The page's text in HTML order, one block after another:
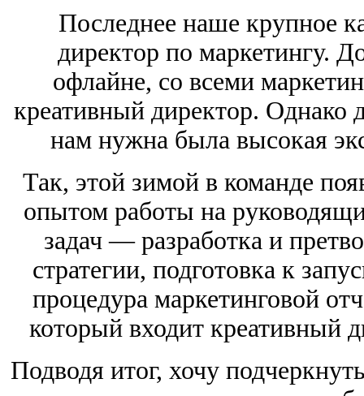
Последнее наше крупное
директор по маркетингу.
офлайне, со всеми
креативный директор. Однако
нам нужна была высокая
Так, этой зимой в команде
опытом работы на
задач — разработка и
стратегии, подготовка к
процедура маркетинговой
который входит креативный
Подводя итог, хочу